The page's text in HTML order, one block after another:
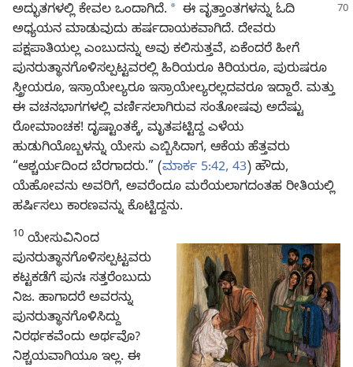
ಅದ್ಭುತಗಳಲ್ಲಿ ಕೇವಲ ಒಂದಾಗಿದೆ. a ಈ ವೃತ್ತಾಂತಗಳನ್ನು ಓದಿ
ಅಧ್ಯಯನ ಮಾಡುವುದು ಹರ್ಷದಾಯಕವಾಗಿದೆ. ದೇವರು
ಪಕ್ಷಪಾತಿಯಲ್ಲ ಎಂಬುದನ್ನು ಅವು ಕಲಿಸುತ್ತವೆ, ಏಕೆಂದರೆ ಹೀಗೆ
ಪುನರುತ್ಥಾನಗೊಳಿಸಲ್ಪಟ್ಟವರಲ್ಲಿ ಹಿರಿಯರೂ ಕಿರಿಯರೂ, ಪುರುಷರೂ
ಸ್ತ್ರೀಯರೂ, ಇಸ್ರಾಯೇಲ್ಯರೂ ಇಸ್ರಾಯೇಲ್ಯರಲ್ಲದವರೂ ಇದ್ದಾರೆ. ಮತ್ತು
ಈ ವಚನಭಾಗಗಳಲ್ಲಿ ವರ್ಣಿಸಲಾಗಿರುವ ಸಂತೋಷವು ಅದೆಷ್ಟು
ರೋಮಾಂಚಕ! ದೃಷ್ಟಾಂತಕ್ಕೆ, ಮೃತಪಟ್ಟಿದ್ದ ಎಳೆಯ
ಹುಡುಗಿಯೊಬ್ಬಳನ್ನು ಯೇಸು ಎಬ್ಬಿಸಿದಾಗ, ಆಕೆಯ ಹೆತ್ತವರು
“ಆಶ್ಚರ್ಯದಿಂದ ಬೆರಗಾದರು.” (ಮಾರ್ಕ 5:42, 43) ಹೌದು,
ಯೆಹೋವನು ಅವರಿಗೆ, ಅವರೆಂದೂ ಮರೆಯಲಾಗದಂತಹ ರೀತಿಯಲ್ಲಿ
ಹರ್ಷಿಸಲು ಕಾರಣವನ್ನು ಕೊಟ್ಟಿದ್ದನು.
10 ಯೇಸುವಿನಿಂದ
ಪುನರುತ್ಥಾನಗೊಳಿಸಲ್ಪಟ್ಟವರು
ಕಟ್ಟಕಡೆಗೆ ಪುನಃ ಸತ್ತರೆಂಬುದು
ನಿಜ. ಹಾಗಾದರೆ ಅವರನ್ನು
ಪುನರುತ್ಥಾನಗೊಳಿಸಿದ್ದು
ನಿರರ್ಥಕವೆಂದು ಅರ್ಥವೊ?
ನಿಶ್ಚಯವಾಗಿಯೂ ಇಲ್ಲ. ಈ